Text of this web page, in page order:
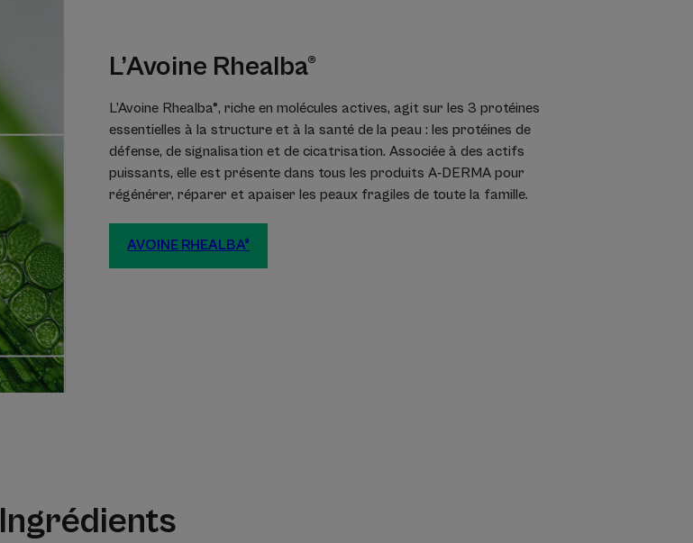
L’Avoine Rhealba®
L’Avoine Rhealba®, riche en molécules actives, agit sur les 3 protéines
essentielles à la structure et à la santé de la peau : les protéines de
défense, de signalisation et de cicatrisation. Associée à des actifs
puissants, elle est présente dans tous les produits A-DERMA pour
régénérer, réparer et apaiser les peaux fragiles de toute la famille.
AVOINE RHEALBA®
Ingrédients